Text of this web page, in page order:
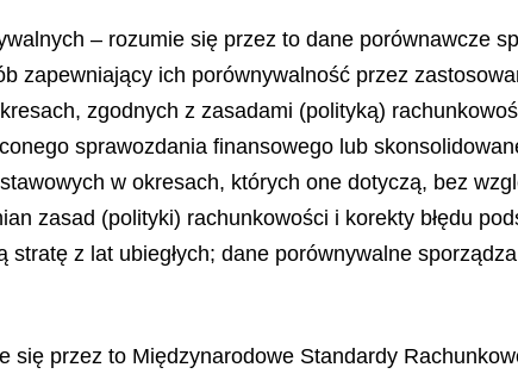
– rozumie się przez to dane porównawcze
zapewniający ich porównywalność przez
zgodnych z zasadami (polityką)
sprawozdania finansowego lub
w okresach, których one dotyczą, bez
zasad (polityki) rachunkowości i korekty błędu
stratę z lat ubiegłych; dane porównywalne
się przez to Międzynarodowe Standardy